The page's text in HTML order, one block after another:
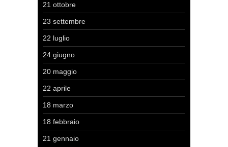
21 ottobre
23 settembre
22 luglio
24 giugno
20 maggio
22 aprile
18 marzo
18 febbraio
21 gennaio